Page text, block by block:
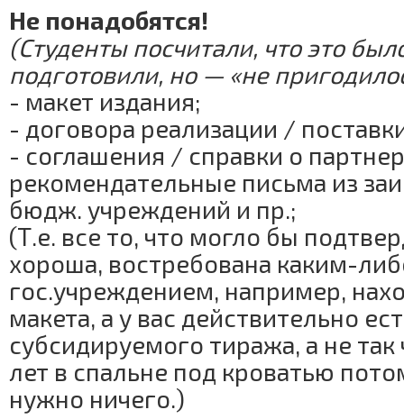
Не понадобятся!
(Студенты посчитали, что это
подготовили, но — «не
- макет издания;
- договора реализации /
- соглашения / справки о
рекомендательные письма из
бюдж. учреждений и пр.;
(Т.е. все то, что могло бы
хороша, востребована каким-
гос.учреждением, например,
макета, а у вас действительно
субсидируемого тиража, а не
лет в спальне под кроватью
нужно ничего.)